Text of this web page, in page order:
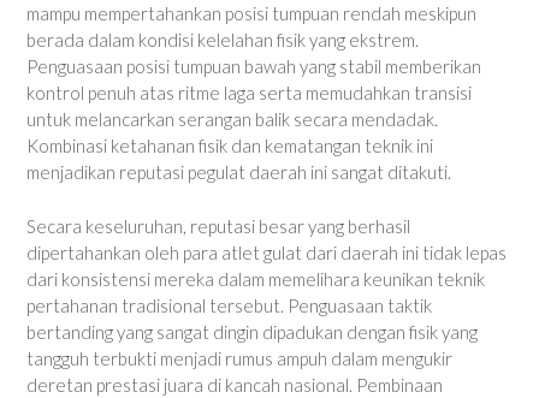
mampu mempertahankan posisi tumpuan rendah meskipun
berada dalam kondisi kelelahan fisik yang ekstrem.
Penguasaan posisi tumpuan bawah yang stabil memberikan
kontrol penuh atas ritme laga serta memudahkan transisi
untuk melancarkan serangan balik secara mendadak.
Kombinasi ketahanan fisik dan kematangan teknik ini
menjadikan reputasi pegulat daerah ini sangat ditakuti.
Secara keseluruhan, reputasi besar yang berhasil
dipertahankan oleh para atlet gulat dari daerah ini tidak lepas
dari konsistensi mereka dalam memelihara keunikan teknik
pertahanan tradisional tersebut. Penguasaan taktik
bertanding yang sangat dingin dipadukan dengan fisik yang
tangguh terbukti menjadi rumus ampuh dalam mengukir
deretan prestasi juara di kancah nasional. Pembinaan